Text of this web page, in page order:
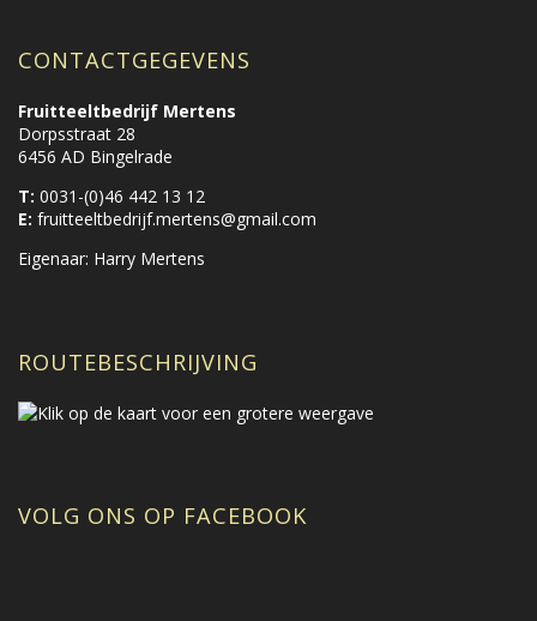
CONTACTGEGEVENS
Fruitteeltbedrijf Mertens
Dorpsstraat 28
6456 AD Bingelrade
T: 0031-(0)46 442 13 12
E:fruitteeltbedrijf.mertens@gmail.com
Eigenaar: Harry Mertens
ROUTEBESCHRIJVING
VOLG ONS OP FACEBOOK